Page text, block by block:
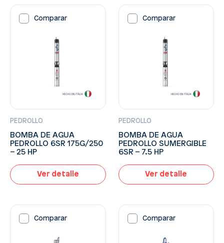
Comparar
PEDROLLO
BOMBA DE AGUA
PEDROLLO 6SR 175G/250
– 25 HP
Ver detalle
Comparar
PEDROLLO
BOMBA DE AGUA
PEDROLLO SUMERGIBLE
6SR – 7.5 HP
Ver detalle
Comparar Comparar